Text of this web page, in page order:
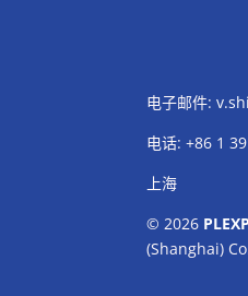
电子邮件:
电话: +86 1
上海
© 2026
(Shanghai)